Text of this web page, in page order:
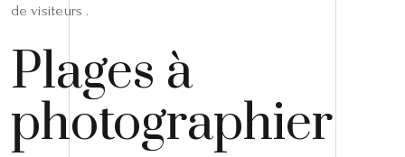
de visiteurs .
Plages à
photographier